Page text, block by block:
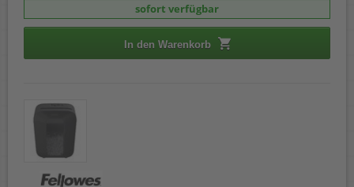
sofort verfügbar
In den Warenkorb